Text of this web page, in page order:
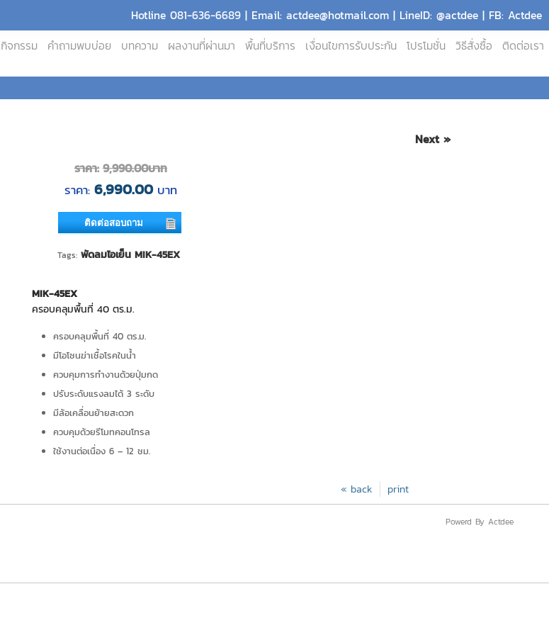
Hotline 081-636-6689 | Email: actdee@hotmail.com | LineID: @actdee | FB: Actdee
กิจกรรม คำถามพบบ่อย บทความ ผลงานที่ผ่านมา พื้นที่บริการ เงื่อนไขการรับประกัน โปรโมชั่น วิธีสั่งซื้อ ติดต่อเรา
Next »
ราคา: 9,990.00บาท
ราคา: 6,990.00 บาท
Tags: พัดลมไอเย็น MIK-45EX
MIK-45EX
ครอบคลุมพื้นที่ 40 ตร.ม.
ครอบคลุมพื้นที่ 40 ตร.ม.
มีโอโซนฆ่าเชื้อโรคในน้ำ
ควบคุมการทำงานด้วยปุ่มกด
ปรับระดับแรงลมได้ 3 ระดับ
มีล้อเคลื่อนย้ายสะดวก
ควบคุมด้วยรีโมทคอนโทรล
ใช้งานต่อเนื่อง 6 – 12 ชม.
print
« back
Powerd By Actdee